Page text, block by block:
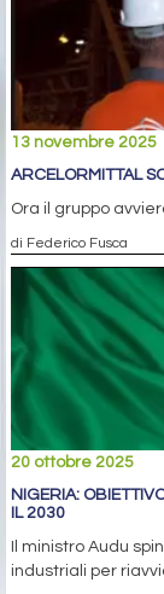
13 novembre 2025
ARCELORMITTAL
Ora il gruppo
di Federico Fusca
20 ottobre 2025
NIGERIA:
IL 2030
Il ministro Audu
industriali per